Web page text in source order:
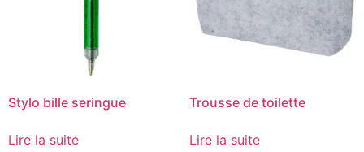
Stylo bille seringue
Lire la suite
Trousse de toilette
Lire la suite